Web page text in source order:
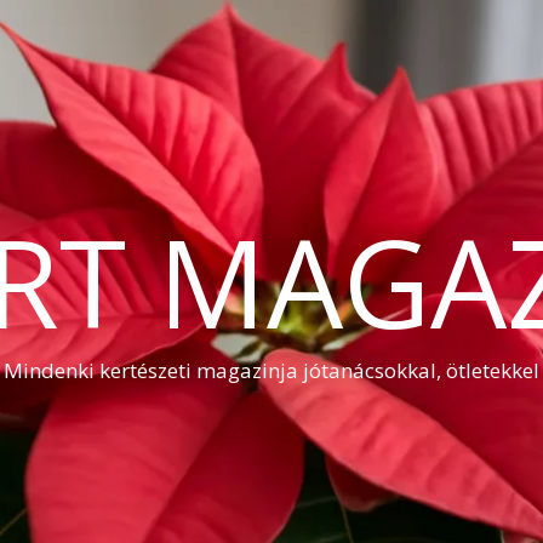
Mindenki kertészeti magazinja jótanácsokkal, ötletekkel